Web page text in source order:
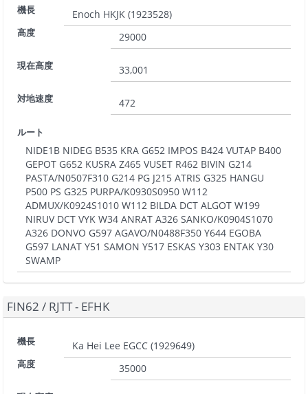
機長 Enoch HKJK(1923528)
高度 29000
現在高度 33,001
対地速度 472
ルート
NIDE1B NIDEG B535 KRA G652 IMPOS B424 VUTAP B400
GEPOT G652 KUSRA Z465 VUSET R462 BIVIN G214
PASTA/N0507F310 G214 PG J215 ATRIS G325 HANGU
P500 PS G325 PURPA/K0930S0950 W112
ADMUX/K0924S1010 W112 BILDA DCT ALGOT W199
NIRUV DCT VYK W34 ANRAT A326 SANKO/K0904S1070
A326 DONVO G597 AGAVO/N0488F350 Y644 EGOBA
G597 LANAT Y51 SAMON Y517 ESKAS Y303 ENTAK Y30
SWAMP
FIN62 / RJTT - EFHK
機長 Ka Hei Lee EGCC(1929649)
高度 35000